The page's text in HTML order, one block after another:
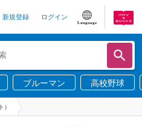
新規登録 ログイン
Language
ブルーマン 高校野球
）